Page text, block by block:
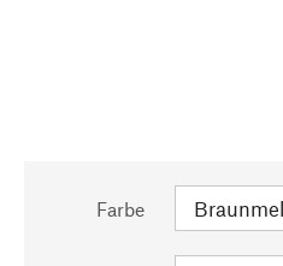
Farbe